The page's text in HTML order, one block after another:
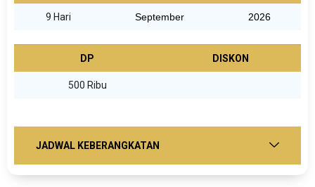
9 Hari September 2026
DP DISKON
500 Ribu
JADWAL KEBERANGKATAN